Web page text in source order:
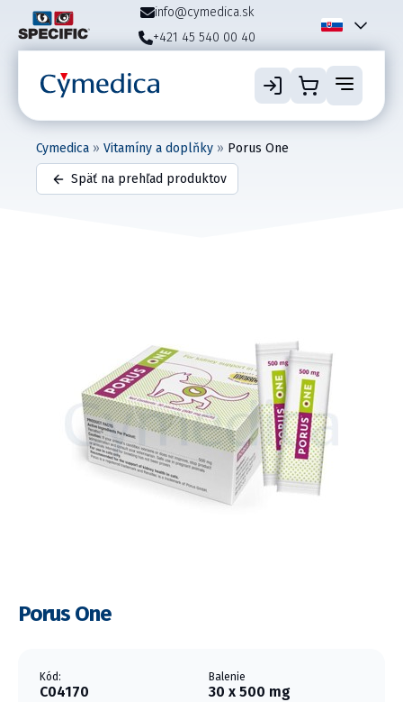
info@cymedica.sk
+421 45 540 00 40
Cymedica » Vitamíny a doplňky » Porus One
Späť na prehľad produktov
Porus One
Kód:
C04170
Balenie
30 x 500 mg